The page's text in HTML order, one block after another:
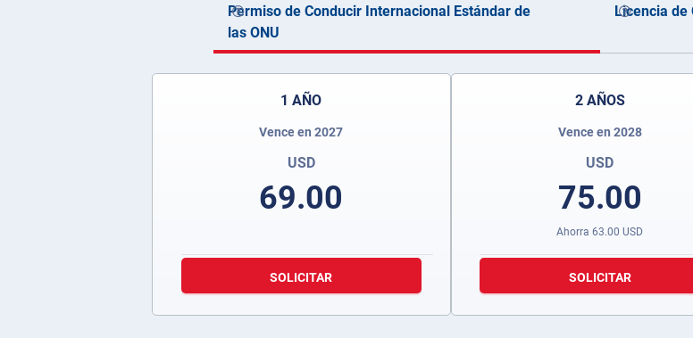
Permiso de Conducir Internacional Estándar de
las ONU
Licencia de
1 AÑO
Vence en 2027
USD
69.00
SOLICITAR
2 AÑOS
Vence en 2028
USD
75.00
Ahorra63.00 USD
SOLICITAR